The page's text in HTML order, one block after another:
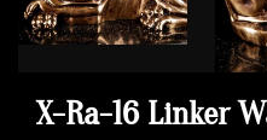
X-Ra-16 Linker